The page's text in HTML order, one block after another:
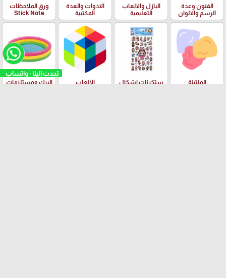
تحدث الينا - واتساب
الفنون وعدة
الرسم والالوان
البازل والالعاب
التعليمية
الادوات والعدة
المكتبية
ورق الملاحظات
Stick Note
الملتينة
ستكرزات اشكال
الالعاب
البرك ومستلزمات